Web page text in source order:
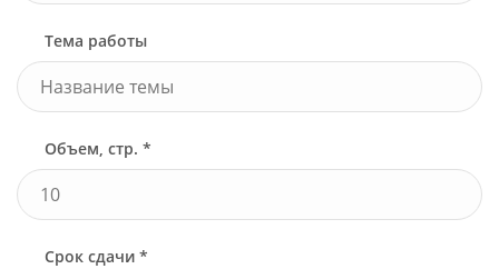
Тема работы
Объем, стр. *
Срок сдачи *